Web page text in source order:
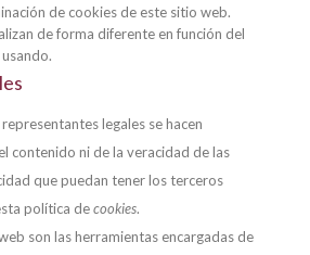
de cookies de este sitio web.
de forma diferente en función del
legales se hacen
contenido ni de la veracidad de las
que puedan tener los terceros
política decookies.
son las herramientas encargadas de